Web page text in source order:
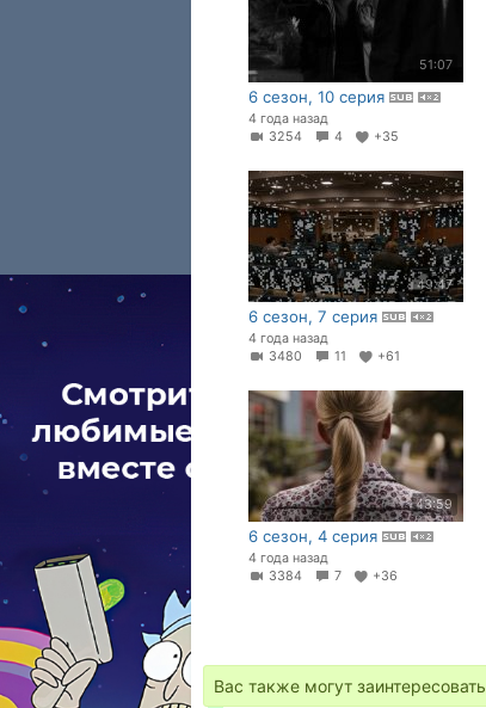
51:07
6 сезон, 10 серия
4 года назад
3254
4 +35
49:47
6 сезон, 7 серия
4 года назад
3480
11 +61
43:59
6 сезон, 4 серия
4 года назад
3384
7 +36
Вас также могут заинтересовать